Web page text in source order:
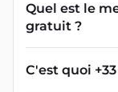
Quel est le
gratuit ?
France Verif
recherche de
et gratuite
C'est quoi +33
L'indicatif